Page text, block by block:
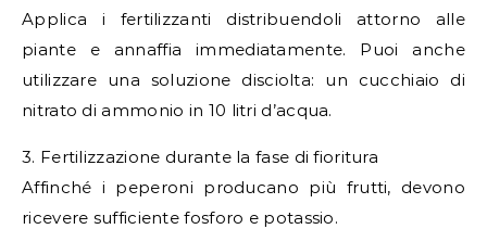
Applica i fertilizzanti distribuendoli attorno alle
piante e annaffia immediatamente. Puoi anche
utilizzare una soluzione disciolta: un cucchiaio di
nitrato di ammonio in 10 litri d’acqua.
3. Fertilizzazione durante la fase di fioritura
Affinché i peperoni producano più frutti, devono
ricevere sufficiente fosforo e potassio.